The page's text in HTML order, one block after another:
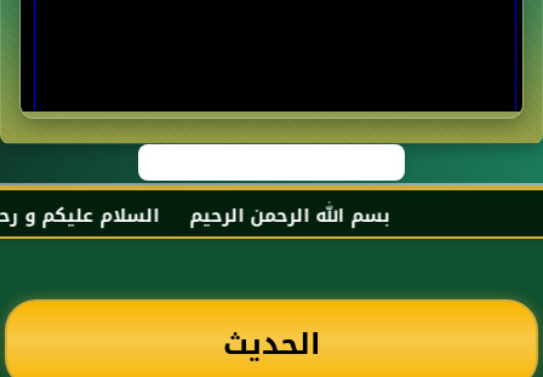
بسم الله الرحمن الرحيم السلام عليكم و رحمة
الحديث